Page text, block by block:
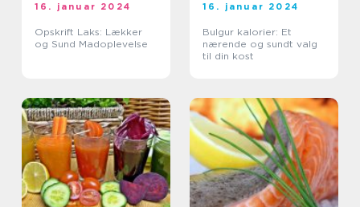
16. januar 2024
Opskrift Laks: Lækker
og Sund Madoplevelse
16. januar 2024
Bulgur kalorier: Et
nærende og sundt valg
til din kost